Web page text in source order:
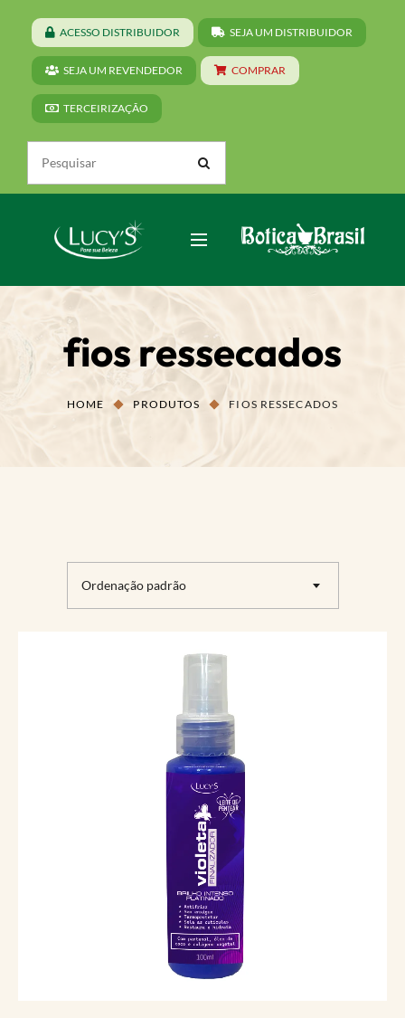
ACESSO DISTRIBUIDOR SEJA UM DISTRIBUIDOR
SEJA UM REVENDEDOR COMPRAR
TERCEIRIZAÇÃO
fios ressecados
HOME PRODUTOS FIOS RESSECADOS
Ordenação padrão